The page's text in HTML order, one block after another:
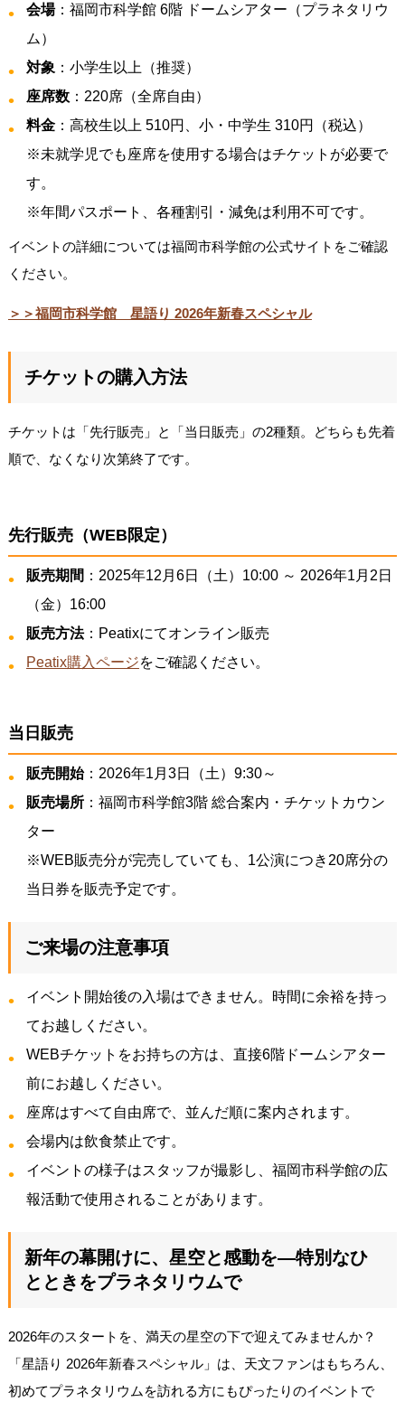
会場：福岡市科学館 6階 ドームシアター（プラネタリウ
ム）
対象 ：小学生以上（推奨）
座席数：220席（全席自由）
料金：高校生以上 510円、小・中学生 310円（税込）
※未就学児でも座席を使用する場合はチケットが必要で
す。
※年間パスポート、各種割引・減免は利用不可です。
イベントの詳細については福岡市科学館の公式サイトをご確認
ください。
＞＞福岡市科学館 星語り 2026年新春スペシャル
チケットの購入方法
チケットは「先行販売」と「当日販売」の2種類。どちらも先着
順で、なくなり次第終了です。
先行販売（WEB限定）
販売期間 ：2025年12月6日（土）10:00 ～ 2026年1月2日
（金）16:00
販売方法：Peatixにてオンライン販売
Peatix購入ページをご確認ください。
当日販売
販売開始：2026年1月3日（土）9:30～
販売場所：福岡市科学館3階 総合案内・チケットカウン
ター
※WEB販売分が完売していても、1公演につき20席分の
当日券を販売予定です。
ご来場の注意事項
イベント開始後の入場はできません。時間に余裕を持っ
てお越しください。
WEBチケットをお持ちの方は、直接6階ドームシアター
前にお越しください。
座席はすべて自由席で、並んだ順に案内されます。
会場内は飲食禁止です。
イベントの様子はスタッフが撮影し、福岡市科学館の広
報活動で使用されることがあります。
新年の幕開けに、星空と感動を―特別なひ
とときをプラネタリウムで
2026年のスタートを、満天の星空の下で迎えてみませんか？
「星語り 2026年新春スペシャル」は、天文ファンはもちろん、
初めてプラネタリウムを訪れる方にもぴったりのイベントで